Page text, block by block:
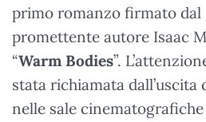
primo romanzo firmato dal
promettente autore Isaac
“Warm Bodies”.
stata richiamata dall’uscita
nelle sale